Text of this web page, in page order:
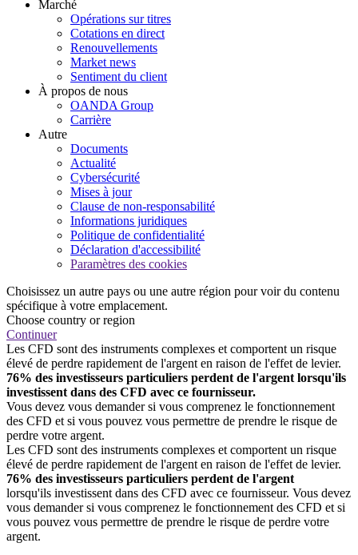
Marché
Opérations sur titres
Cotations en direct
Renouvellements
Market news
Sentiment du client
À propos de nous
OANDA Group
Carrière
Autre
Documents
Actualité
Cybersécurité
Mises à jour
Clause de non-responsabilité
Informations juridiques
Politique de confidentialité
Déclaration d'accessibilité
Paramètres des cookies
Choisissez un autre pays ou une autre région pour voir du contenu
spécifique à votre emplacement.
Choose country or region
Continuer
Les CFD sont des instruments complexes et comportent un risque
élevé de perdre rapidement de l'argent en raison de l'effet de levier.
76% des investisseurs particuliers perdent de l'argent lorsqu'ils
investissent dans des CFD avec ce fournisseur.
Vous devez vous demander si vous comprenez le fonctionnement
des CFD et si vous pouvez vous permettre de prendre le risque de
perdre votre argent.
Les CFD sont des instruments complexes et comportent un risque
élevé de perdre rapidement de l'argent en raison de l'effet de levier.
76% des investisseurs particuliers perdent de l'argent
lorsqu'ils investissent dans des CFD avec ce fournisseur. Vous devez
vous demander si vous comprenez le fonctionnement des CFD et si
vous pouvez vous permettre de prendre le risque de perdre votre
argent.